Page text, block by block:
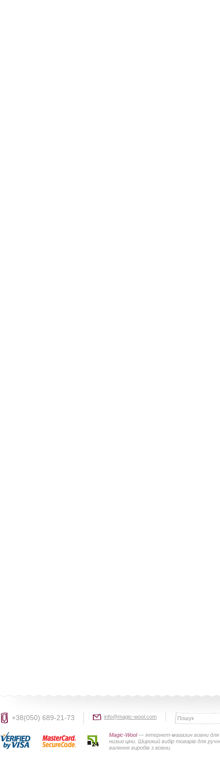
+38(050) 689-21-73 info@magic-wool.com
Magic-Wool— інтернет-магазин вовни
низькі ціни. Широкий вибір товарів для
валяння виробів з вовни.